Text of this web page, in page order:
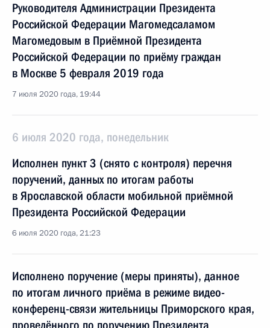
Руководителя Администрации Президента
Российской Федерации Магомедсаламом
Магомедовым в Приёмной Президента
Российской Федерации по приёму граждан
в Москве 5 февраля 2019 года
7 июля 2020 года, 19:44
6 июля 2020 года, понедельник
Исполнен пункт 3 (снято с контроля) перечня
поручений, данных по итогам работы
в Ярославской области мобильной приёмной
Президента Российской Федерации
6 июля 2020 года, 21:23
Исполнено поручение (меры приняты), данное
по итогам личного приёма в режиме видео-
конференц-связи жительницы Приморского края,
проведённого по поручению Президента